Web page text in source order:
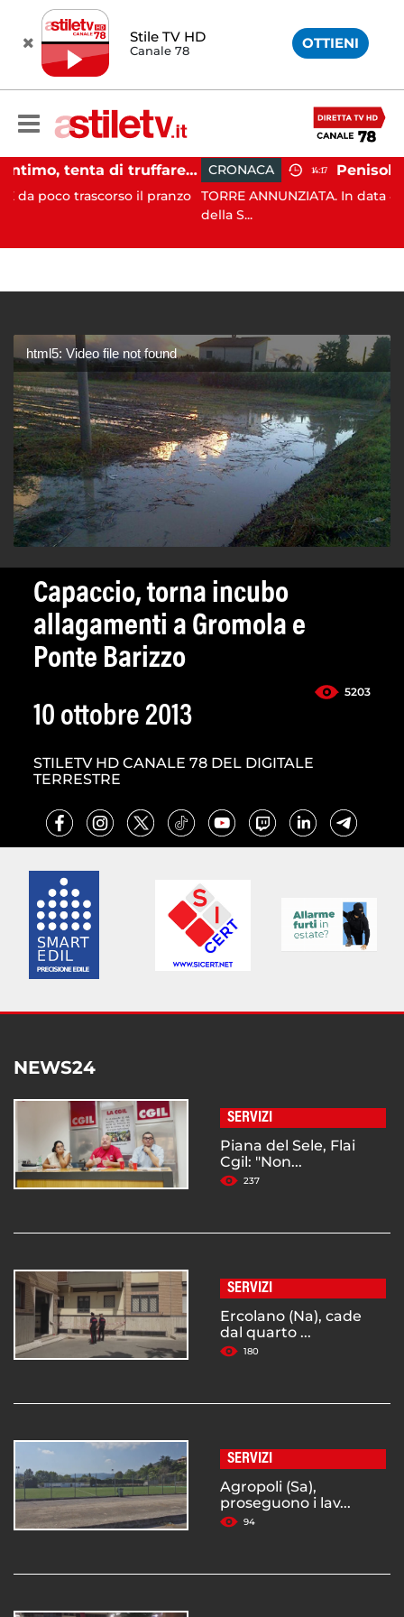
Stile TV HD
Canale 78 OTTIENI
Sant'Antimo, tenta di truffare anziana: 16enne denunciato dai carabinieri
il pranzo
CRONACA 14:17
TORRE ANNUNZIATA. In data 4 agosto c.a. i
html5: Video file not found
Capaccio, torna incubo
allagamenti a Gromola e
Ponte Barizzo
5203
10 ottobre 2013
STILETV HD CANALE 78 DEL DIGITALE
TERRESTRE
NEWS24
SERVIZI
Piana del Sele, Flai
Cgil: "Non...
237
SERVIZI
Ercolano (Na), cade
dal quarto ...
180
SERVIZI
Agropoli (Sa),
proseguono i lav...
94